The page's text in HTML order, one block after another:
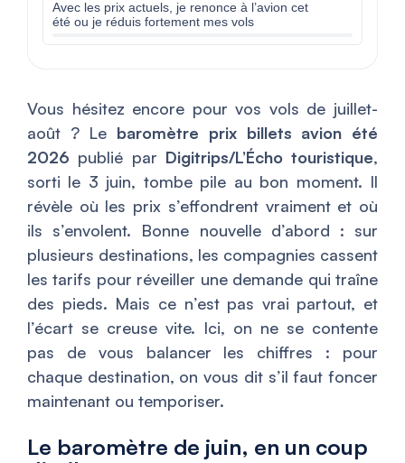
Avec les prix actuels, je renonce à l’avion cet
été ou je réduis fortement mes vols
Vous hésitez encore pour vos vols de juillet-
août ? Le baromètre prix billets avion été
2026 publié par Digitrips/L’Écho touristique,
sorti le 3 juin, tombe pile au bon moment. Il
révèle où les prix s’effondrent vraiment et où
ils s’envolent. Bonne nouvelle d’abord : sur
plusieurs destinations, les compagnies cassent
les tarifs pour réveiller une demande qui traîne
des pieds. Mais ce n’est pas vrai partout, et
l’écart se creuse vite. Ici, on ne se contente
pas de vous balancer les chiffres : pour
chaque destination, on vous dit s’il faut foncer
maintenant ou temporiser.
Le baromètre de juin, en un coup